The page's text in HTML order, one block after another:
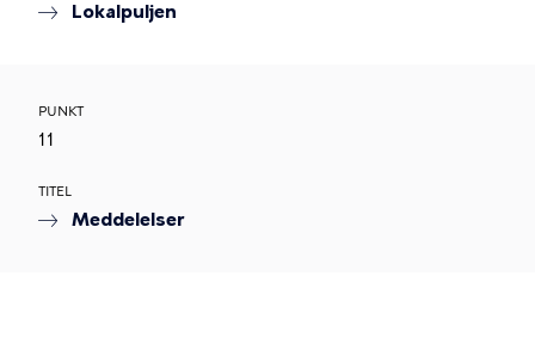
Lokalpuljen
PUNKT
11
TITEL
Meddelelser